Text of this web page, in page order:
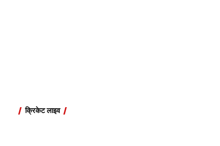
क्रिकेट लाइव